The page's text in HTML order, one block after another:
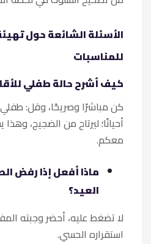
الأسئلة الشائعة حول
للمناسبات
كيف أشرح حالة طفلي
كن مباشرًا وصريحًا، وقل:
أحيانًا؛ ليرتاح من الضجيج،
معكم.
ماذا أفعل إذا رفض
العيد؟
لا تضغط عليه، أحضر وجبته
استقراره الحسي.